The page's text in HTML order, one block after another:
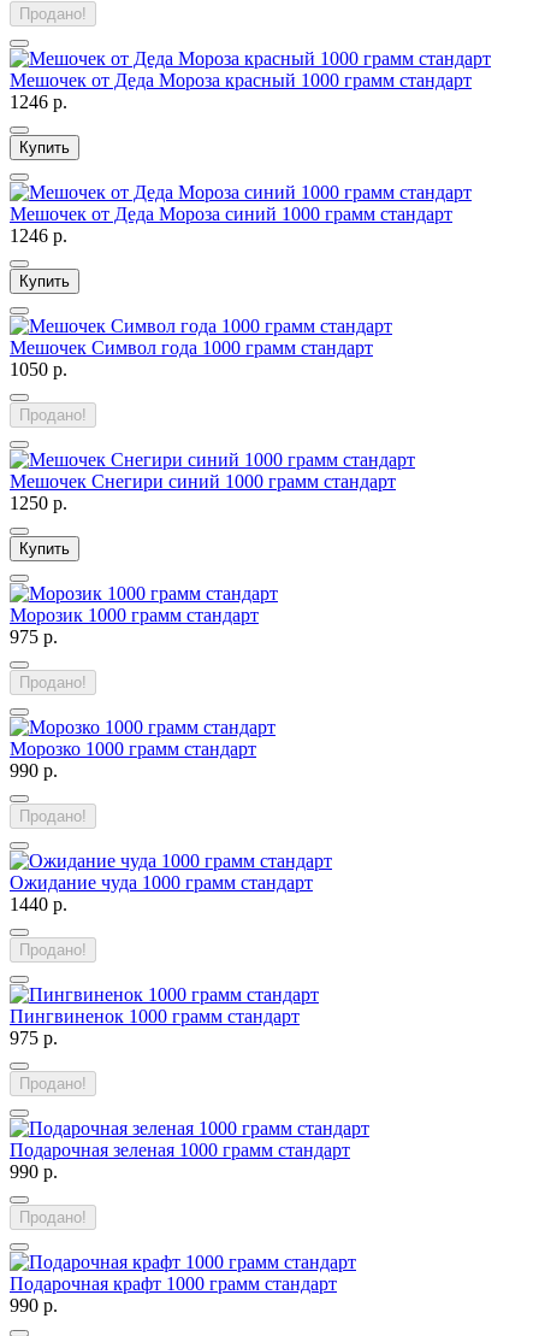
Продано!
Мешочек от Деда Мороза красный 1000 грамм стандарт
1246 р.
Купить
Мешочек от Деда Мороза синий 1000 грамм стандарт
1246 р.
Купить
Мешочек Символ года 1000 грамм стандарт
1050 р.
Продано!
Мешочек Снегири синий 1000 грамм стандарт
1250 р.
Купить
Морозик 1000 грамм стандарт
975 р.
Продано!
Морозко 1000 грамм стандарт
990 р.
Продано!
Ожидание чуда 1000 грамм стандарт
1440 р.
Продано!
Пингвиненок 1000 грамм стандарт
975 р.
Продано!
Подарочная зеленая 1000 грамм стандарт
990 р.
Продано!
Подарочная крафт 1000 грамм стандарт
990 р.